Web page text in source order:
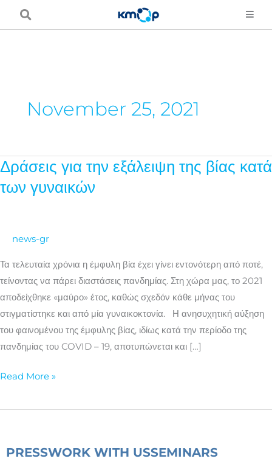
November 25, 2021
Δράσεις για την εξάλειψη της βίας κατά
των γυναικών
news-gr
Τα τελευταία χρόνια η έμφυλη βία έχει γίνει εντονότερη από ποτέ,
τείνοντας να πάρει διαστάσεις πανδημίας. Στη χώρα μας, το 2021
αποδείχθηκε «μαύρο» έτος, καθώς σχεδόν κάθε μήνας του
στιγματίστηκε και από μία γυναικοκτονία. Η ανησυχητική αύξηση
του φαινομένου της έμφυλης βίας, ιδίως κατά την περίοδο της
πανδημίας του COVID – 19, αποτυπώνεται και […]
Δράσεις
την
βίας
κατά
των
γυναικών
Read More »
PRESSWORK WITH USSEMINARS